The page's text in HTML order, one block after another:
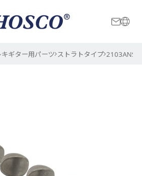
International
キギター用パーツ ストラトタイプ 2103ANS